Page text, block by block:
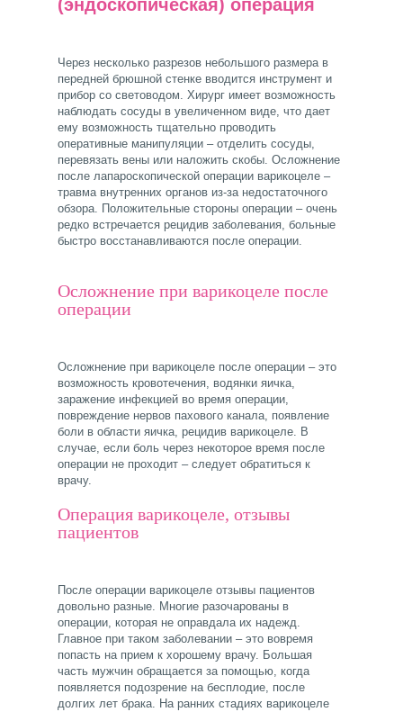
(эндоскопическая) операция
Через несколько разрезов небольшого размера в
передней брюшной стенке вводится инструмент и
прибор со световодом. Хирург имеет возможность
наблюдать сосуды в увеличенном виде, что дает
ему возможность тщательно проводить
оперативные манипуляции – отделить сосуды,
перевязать вены или наложить скобы. Осложнение
после лапароскопической операции варикоцеле –
травма внутренних органов из-за недостаточного
обзора. Положительные стороны операции – очень
редко встречается рецидив заболевания, больные
быстро восстанавливаются после операции.
Осложнение при варикоцеле после
операции
Осложнение при варикоцеле после операции – это
возможность кровотечения, водянки яичка,
заражение инфекцией во время операции,
повреждение нервов пахового канала, появление
боли в области яичка, рецидив варикоцеле. В
случае, если боль через некоторое время после
операции не проходит – следует обратиться к
врачу.
Операция варикоцеле, отзывы
пациентов
После операции варикоцеле отзывы пациентов
довольно разные. Многие разочарованы в
операции, которая не оправдала их надежд.
Главное при таком заболевании – это вовремя
попасть на прием к хорошему врачу. Большая
часть мужчин обращается за помощью, когда
появляется подозрение на бесплодие, после
долгих лет брака. На ранних стадиях варикоцеле